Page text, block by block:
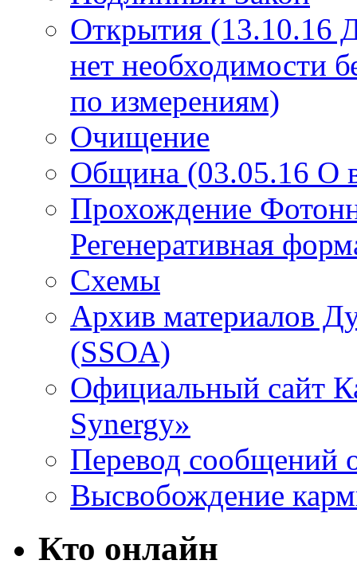
Открытия (13.10.16
нет необходимости
по измерениям)
Очищение
Община (03.05.16 О
Прохождение
Регенеративная
Схемы
Архив материалов
(SSOA)
Официальный сайт
Synergy»
Перевод сообщений
Высвобождение
Кто онлайн